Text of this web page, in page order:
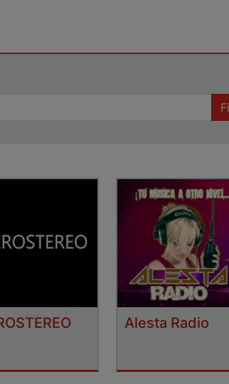
Alesta Radio